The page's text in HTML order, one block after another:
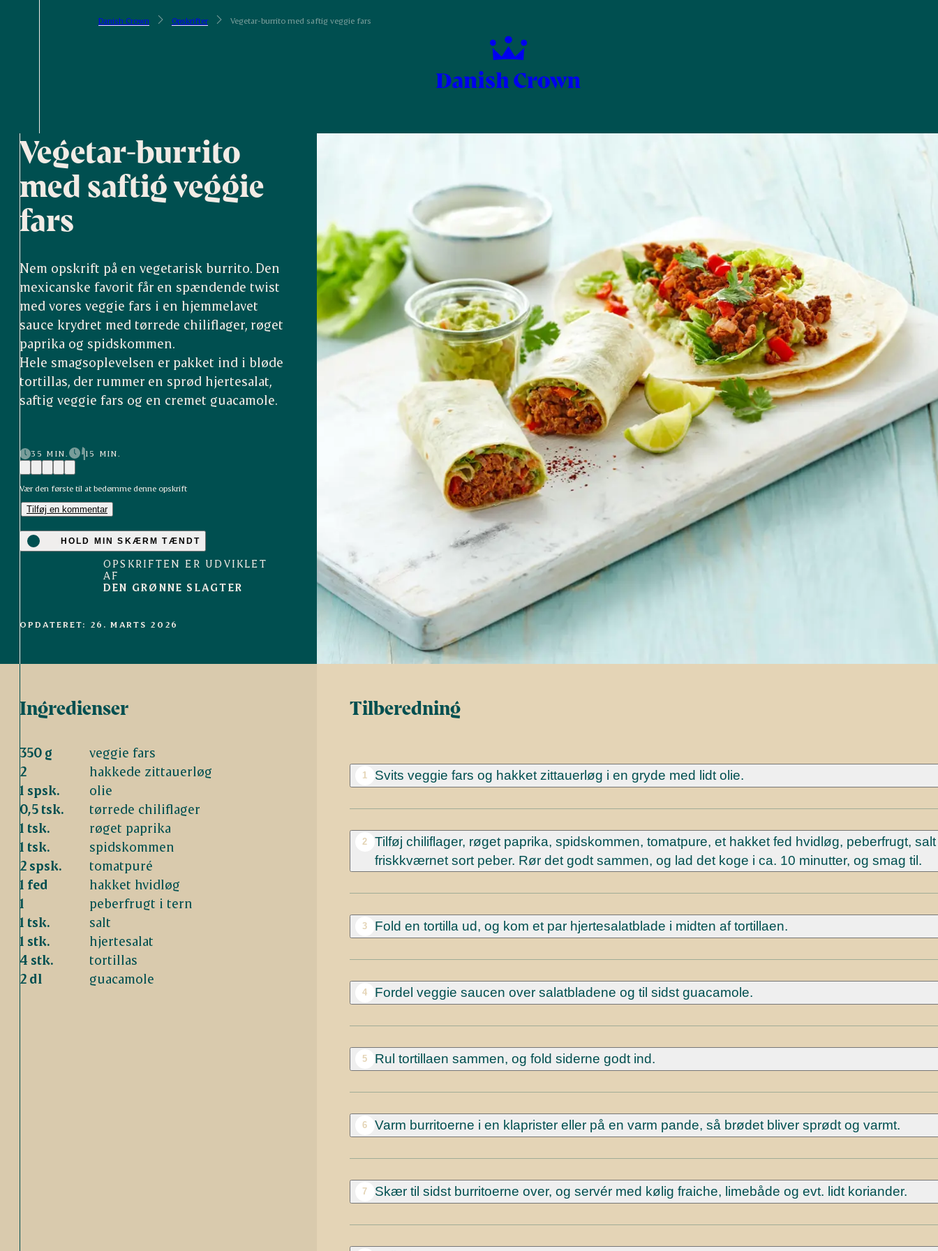
Danish Crown Opskrifter Vegetar-burrito med saftig veggie fars
Vegetar-burrito
med saftig veggie
fars
Nem opskrift på en vegetarisk burrito. Den
mexicanske favorit får en spændende twist
med vores veggie fars i en hjemmelavet
sauce krydret med tørrede chiliflager, røget
paprika og spidskommen.
Hele smagsoplevelsen er pakket ind i bløde
tortillas, der rummer en sprød hjertesalat,
saftig veggie fars og en cremet guacamole.
35 MIN. 15 MIN.
Vær den første til at bedømme denne opskrift
Tilføj en kommentar
HOLD MIN SKÆRM TÆNDT
OPSKRIFTEN ER UDVIKLET
AF
DEN GRØNNE SLAGTER
OPDATERET: 26. MARTS 2026
Ingredienser
350 g
veggie fars
2
hakkede zittauerløg
1 spsk.
olie
0,5 tsk.
tørrede chiliflager
1 tsk.
røget paprika
1 tsk.
spidskommen
2 spsk.
tomatpuré
1 fed
hakket hvidløg
1
peberfrugt i tern
1 tsk.
salt
1 stk.
hjertesalat
4 stk.
tortillas
2 dl
guacamole
Tilberedning
1 Svits veggie fars og hakket zittauerløg i en gryde med lidt olie.
2
Tilføj chiliflager, røget paprika, spidskommen, tomatpure, et hakket fed hvidløg, peberfrugt,
friskkværnet sort peber. Rør det godt sammen, og lad det koge i ca. 10 minutter, og smag til.
3 Fold en tortilla ud, og kom et par hjertesalatblade i midten af tortillaen.
4 Fordel veggie saucen over salatbladene og til sidst guacamole.
5 Rul tortillaen sammen, og fold siderne godt ind.
6 Varm burritoerne i en klaprister eller på en varm pande, så brødet bliver sprødt og varmt.
7 Skær til sidst burritoerne over, og servér med kølig fraiche, limebåde og evt. lidt koriander.